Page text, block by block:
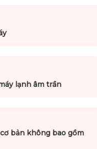
lạnh âm trần
bản không bao gồm